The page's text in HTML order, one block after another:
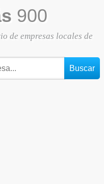
900
de empresas locales de